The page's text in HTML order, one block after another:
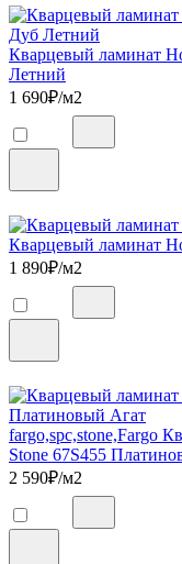
Кварцевый ламинат
Летний
1 690₽/м2
Кварцевый ламинат
1 890₽/м2
fargo,spc,stone,Fargo
Stone 67S455
2 590₽/м2